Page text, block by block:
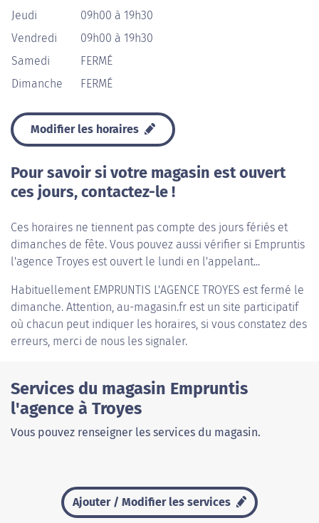
Jeudi
09h00 à 19h30
Vendredi
09h00 à 19h30
Samedi
FERMÉ
Dimanche
FERMÉ
Modifier les horaires
Pour savoir si votre magasin est ouvert
ces jours, contactez-le !
Ces horaires ne tiennent pas compte des jours fériés et
dimanches de fête. Vous pouvez aussi vérifier si Empruntis
l'agence Troyes est ouvert le lundi en l'appelant...
Habituellement EMPRUNTIS L'AGENCE TROYES est fermé le
dimanche. Attention, au-magasin.fr est un site participatif
où chacun peut indiquer les horaires, si vous constatez des
erreurs, merci de nous les signaler.
Services du magasin Empruntis
l'agence à Troyes
Vous pouvez renseigner les services du magasin.
Ajouter / Modifier les services